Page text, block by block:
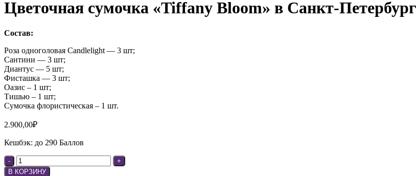
Цветочная сумочка «Tiffany Bloom» в Санкт-
Состав:
Роза одноголовая Candlelight — 3 шт;
Сантини — 3 шт;
Диантус — 5 шт;
Фисташка — 3 шт;
Оазис – 1 шт;
Тишью – 1 шт;
Сумочка флористическая – 1 шт.
2.900,00₽
Кешбэк: до 290 Баллов
В КОРЗИНУ